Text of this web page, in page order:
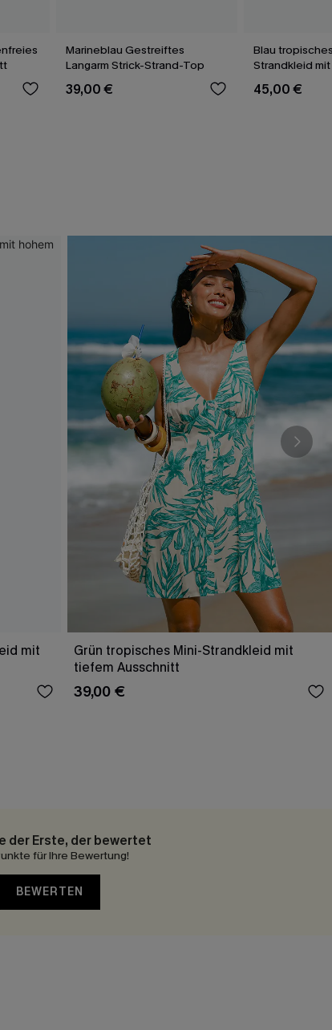
Marineblau Gestreiftes
Langarm Strick-Strand-Top
39,00 €
Blau
Strandkleid
45,00 €
mit
Grün tropisches Mini-Strandkleid mit
tiefem Ausschnitt
39,00 €
der Erste, der bewertet
für Ihre Bewertung!
BEWERTEN